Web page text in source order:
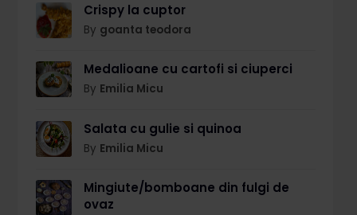
Crispy la cuptor
By goanta teodora
Medalioane cu cartofi si ciuperci
By Emilia Micu
Salata cu gulie si quinoa
By Emilia Micu
Mingiute/bomboane din fulgi de
ovaz